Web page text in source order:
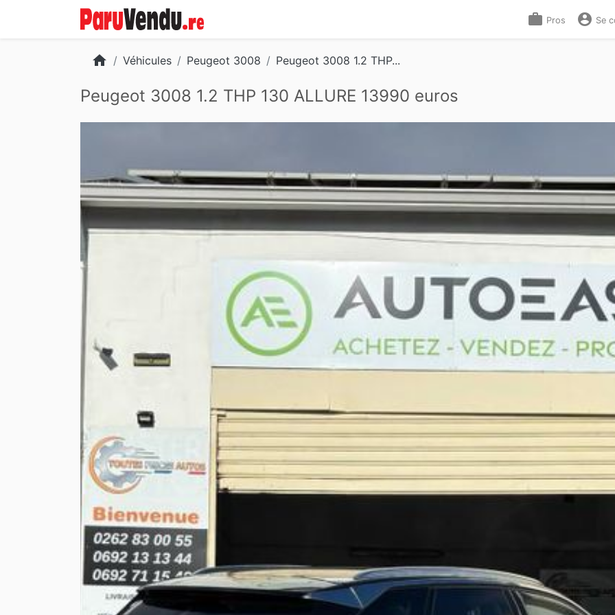
work Pros account_circle Se
home Véhicules Peugeot 3008 Peugeot 3008 1.2 THP...
Peugeot 3008 1.2 THP 130 ALLURE 13990 euros